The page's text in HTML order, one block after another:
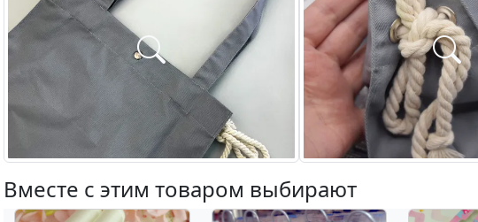
Вместе с этим товаром выбирают